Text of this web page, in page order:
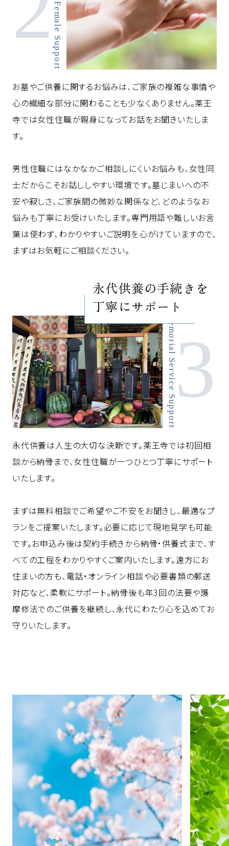
お墓やご供養に関するお悩みは、ご家族の複雑な事情や
心の繊細な部分に関わることも少なくありません。薬王
寺では女性住職が親身になってお話をお聞きいたしま
す。
男性住職にはなかなかご相談しにくいお悩みも、女性同
士だからこそお話ししやすい環境です。墓じまいへの不
安や寂しさ、ご家族間の微妙な関係など、どのようなお
悩みも丁寧にお受けいたします。専門用語や難しいお言
葉は使わず、わかりやすいご説明を心がけていますので、
まずはお気軽にご相談ください。
永代供養の手続きを
丁寧にサポート
Memorial Service Support
永代供養は人生の大切な決断です。薬王寺では初回相
談から納骨まで、女性住職が一つひとつ丁寧にサポート
いたします。
まずは無料相談でご希望やご不安をお聞きし、最適なプ
ランをご提案いたします。必要に応じて現地見学も可能
です。お申込み後は契約手続きから納骨・供養式まで、す
べての工程をわかりやすくご案内いたします。遠方にお
住まいの方も、電話・オンライン相談や必要書類の郵送
対応など、柔軟にサポート。納骨後も年3回の法要や護
摩修法でのご供養を継続し、永代にわたり心を込めてお
守りいたします。